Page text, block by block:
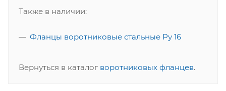
Также в наличии:
Фланцы воротниковые стальные Ру 16
Вернуться в каталог воротниковых фланцев.